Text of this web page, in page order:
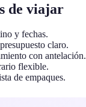
de viajar
y fechas.
claro.
con antelación.
flexible.
de empaques.